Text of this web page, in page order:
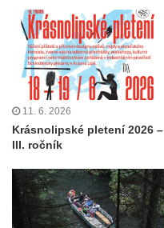
11. 6. 2026
Krásnolipské pletení 2026 –
III. ročník